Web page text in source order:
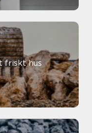
ett friskt hus